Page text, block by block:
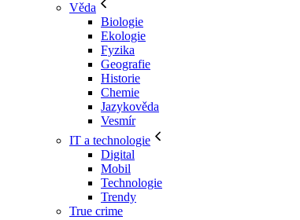
Věda
Biologie
Ekologie
Fyzika
Geografie
Historie
Chemie
Jazykověda
Vesmír
IT a technologie
Digital
Mobil
Technologie
Trendy
True crime